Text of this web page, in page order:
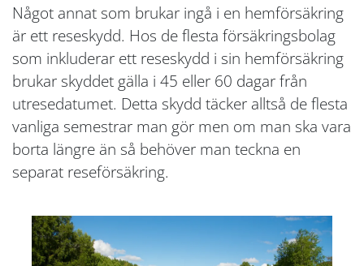
Något annat som brukar ingå i en hemförsäkring
är ett reseskydd. Hos de flesta försäkringsbolag
som inkluderar ett reseskydd i sin hemförsäkring
brukar skyddet gälla i 45 eller 60 dagar från
utresedatumet. Detta skydd täcker alltså de flesta
vanliga semestrar man gör men om man ska vara
borta längre än så behöver man teckna en
separat reseförsäkring.